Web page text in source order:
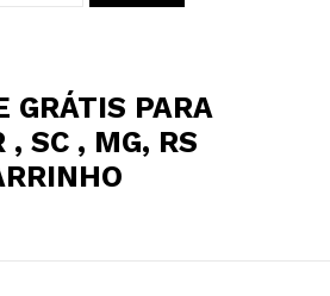
GRÁTIS PARA
, SC , MG, RS